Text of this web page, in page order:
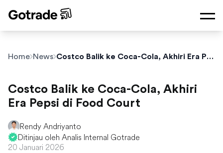
Home News Costco Balik ke Coca-Cola, Akhiri Era Pepsi di Food Court
Costco Balik ke Coca-Cola, Akhiri
Era Pepsi di Food Court
Rendy Andriyanto
Ditinjau oleh Analis Internal Gotrade
20 Januari 2026